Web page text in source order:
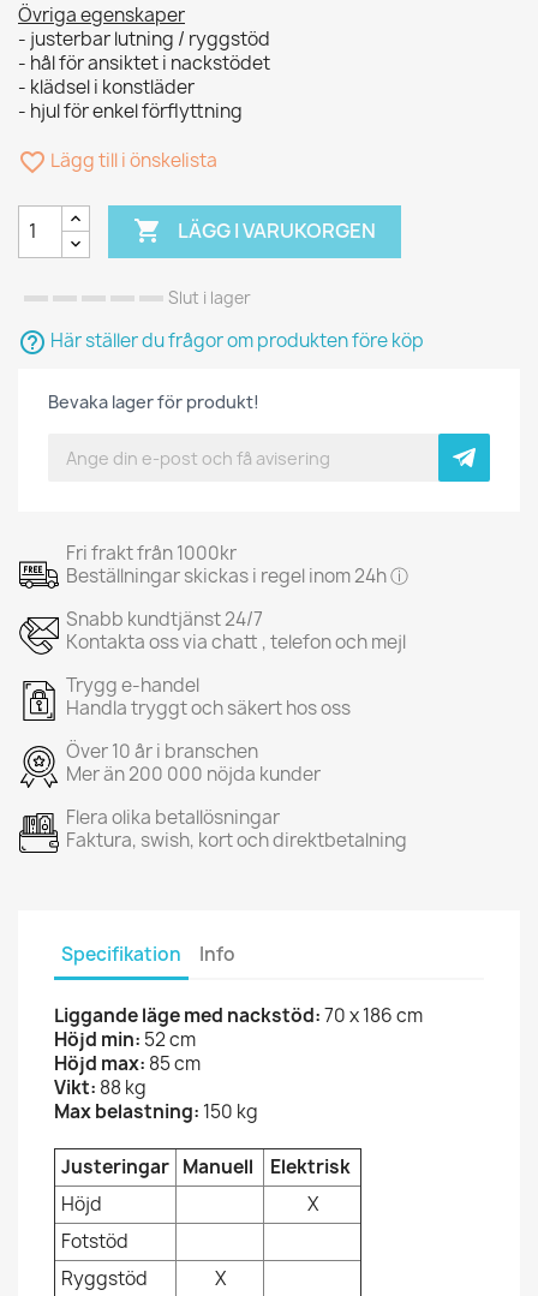
Övriga egenskaper
- justerbar lutning / ryggstöd
- hål för ansiktet i nackstödet
- klädsel i konstläder
- hjul för enkel förflyttning
favorite_border Lägg till i önskelista
 LÄGG I VARUKORGEN
Slut i lager
help_outline Här ställer du frågor om produkten före köp
Bevaka lager för produkt!
Fri frakt från 1000kr
Beställningar skickas i regel inom 24h ⓘ
Snabb kundtjänst 24/7
Kontakta oss via chatt , telefon och mejl
Trygg e-handel
Handla tryggt och säkert hos oss
Över 10 år i branschen
Mer än 200 000 nöjda kunder
Flera olika betallösningar
Faktura, swish, kort och direktbetalning
Specifikation Info
Liggande läge med nackstöd:70 x 186 cm
Höjd min: 52 cm
Höjd max: 85 cm
Vikt: 88 kg
Max belastning: 150 kg
Justeringar Manuell
Elektrisk
Höjd
X
Fotstöd
Ryggstöd
X